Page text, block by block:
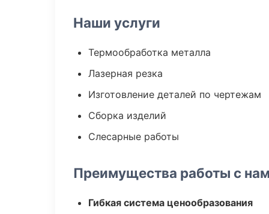
Наши услуги
Термообработка металла
Лазерная резка
Изготовление деталей по чертежам
Сборка изделий
Слесарные работы
Преимущества работы с
Гибкая система ценообразования